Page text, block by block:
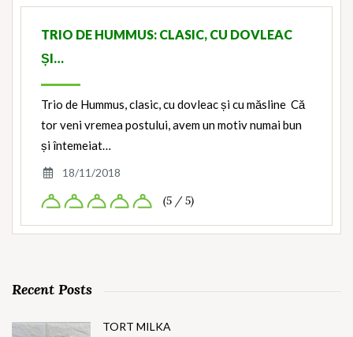
TRIO DE HUMMUS: CLASIC, CU DOVLEAC
ȘI…
Trio de Hummus, clasic, cu dovleac și cu măsline Că
tor veni vremea postului, avem un motiv numai bun
și întemeiat…
18/11/2018
(5 / 5)
Recent Posts
TORT MILKA